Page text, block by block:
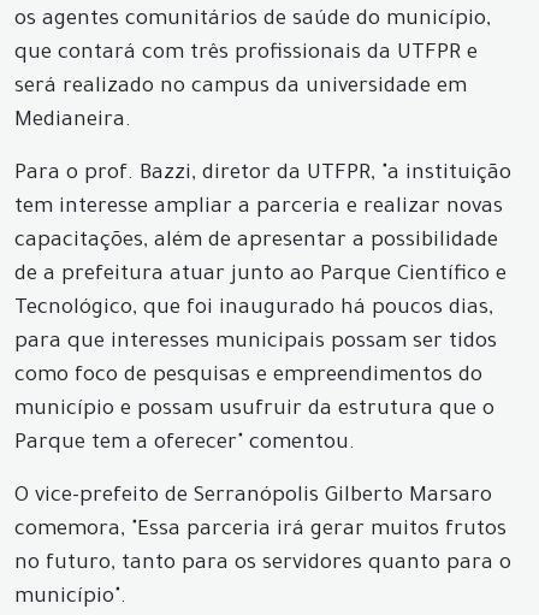
os agentes comunitários de saúde do município,
que contará com três profissionais da UTFPR e
será realizado no campus da universidade em
Medianeira.
Para o prof. Bazzi, diretor da UTFPR, "a instituição
tem interesse ampliar a parceria e realizar novas
capacitações, além de apresentar a possibilidade
de a prefeitura atuar junto ao Parque Científico e
Tecnológico, que foi inaugurado há poucos dias,
para que interesses municipais possam ser tidos
como foco de pesquisas e empreendimentos do
município e possam usufruir da estrutura que o
Parque tem a oferecer" comentou.
O vice-prefeito de Serranópolis Gilberto Marsaro
comemora, "Essa parceria irá gerar muitos frutos
no futuro, tanto para os servidores quanto para o
município".